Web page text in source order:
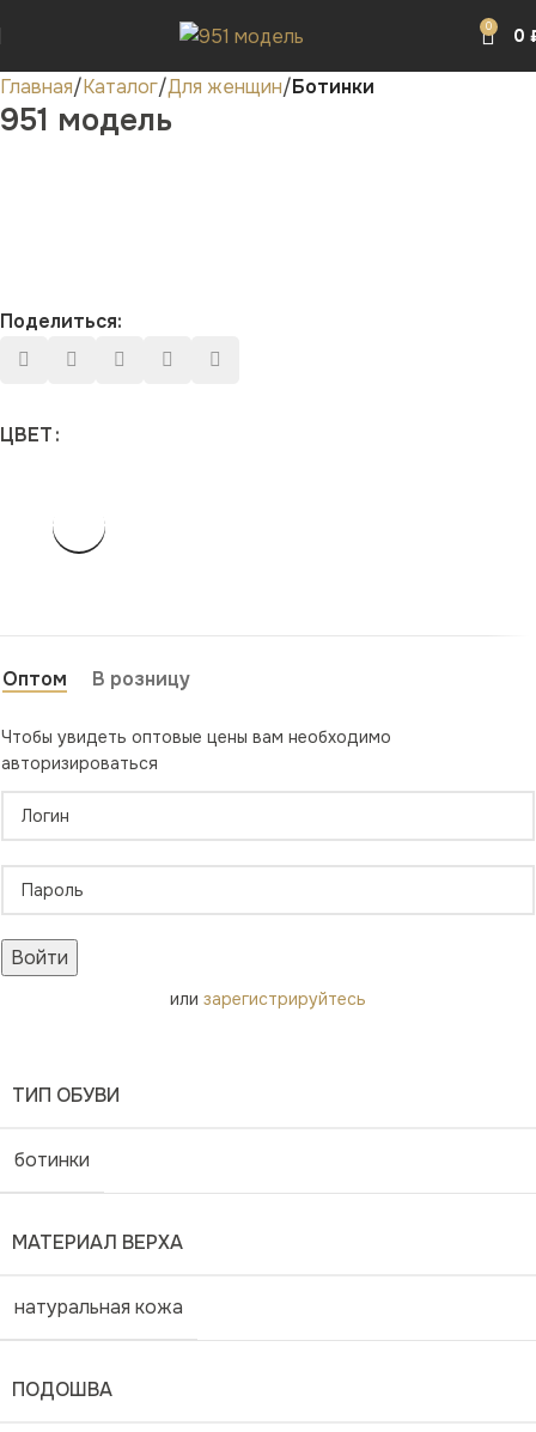
0 0
Главная Каталог Для женщин Ботинки
951 модель
Поделиться:
ЦВЕТ
Оптом В розницу
Чтобы увидеть оптовые цены вам необходимо
авторизироваться
Войти
или зарегистрируйтесь
ТИП ОБУВИ
ботинки
МАТЕРИАЛ ВЕРХА
натуральная кожа
ПОДОШВА